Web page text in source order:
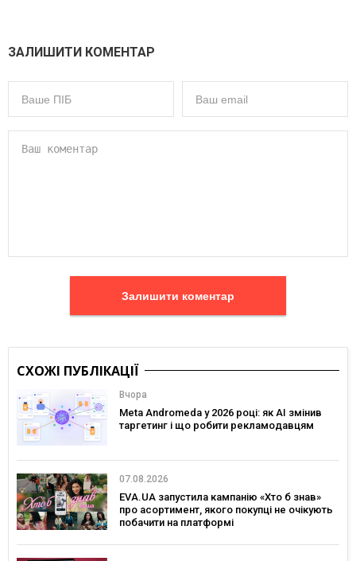
ЗАЛИШИТИ КОМЕНТАР
Залишити коментар
СХОЖІ ПУБЛІКАЦІЇ
Вчора
Meta Andromeda у 2026 році: як AI змінив
таргетинг і що робити рекламодавцям
07.08.2026
EVA.UA запустила кампанію «Хто б знав»
про асортимент, якого покупці не очікують
побачити на платформі